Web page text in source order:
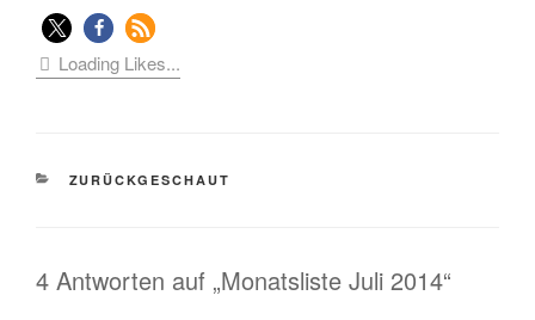
Loading Likes...
KATEGORIEN
ZURÜCKGESCHAUT
4 Antworten auf „Monatsliste Juli 2014“